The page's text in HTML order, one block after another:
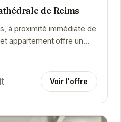
de Reims
à proximité immédiate de
appartement offre un
les richesses de...
Voir l'offre